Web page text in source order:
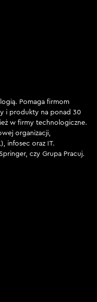
Pomaga firmom
i produkty na ponad 30
w firmy technologiczne.
organizacji,
infosec oraz IT.
czy Grupa Pracuj.